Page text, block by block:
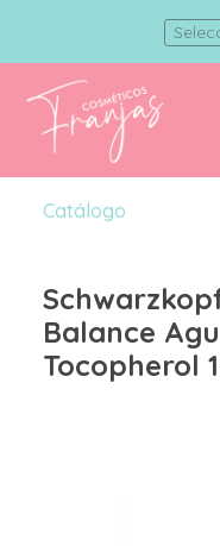
Catálogo
Balance
Tocopherol